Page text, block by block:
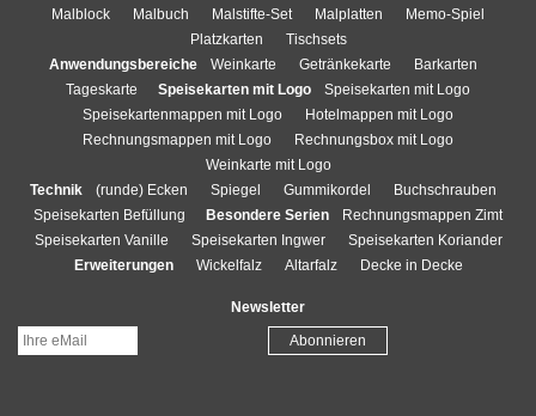
Malblock
Malbuch Malstifte-Set Malplatten
Memo-Spiel
Platzkarten
Tischsets
Anwendungsbereiche
Weinkarte Getränkekarte
Barkarten
Tageskarte
Speisekarten mit Logo
Speisekarten mit Logo
Speisekartenmappen mit Logo
Hotelmappen mit Logo
Rechnungsmappen mit Logo
Rechnungsbox mit Logo
Weinkarte mit Logo
Technik
(runde) Ecken Spiegel Gummikordel
Buchschrauben
Speisekarten Befüllung
Besondere Serien
Rechnungsmappen Zimt
Speisekarten Vanille
Speisekarten Ingwer
Speisekarten Koriander
Erweiterungen
Wickelfalz Altarfalz Decke in Decke
Newsletter